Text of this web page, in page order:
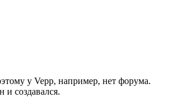
у Vepp, например, нет форума.
и создавался.